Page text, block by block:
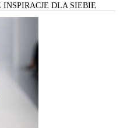
DLA SIEBIE